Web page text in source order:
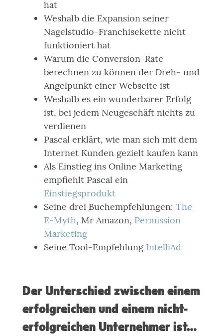
hat
Weshalb die Expansion seiner
Nagelstudio-Franchisekette nicht
funktioniert hat
Warum die Conversion-Rate
berechnen zu können der Dreh- und
Angelpunkt einer Webseite ist
Weshalb es ein wunderbarer Erfolg
ist, bei jedem Neugeschäft nichts zu
verdienen
Pascal erklärt, wie man sich mit dem
Internet Kunden gezielt kaufen kann
Als Einstieg ins Online Marketing
empfiehlt Pascal ein
Einstiegsprodukt
Seine drei Buchempfehlungen: The
E-Myth, Mr Amazon, Permission
Marketing
Seine Tool-Empfehlung IntelliAd
Der Unterschied zwischen einem
erfolgreichen und einem nicht-
erfolgreichen Unternehmer ist…